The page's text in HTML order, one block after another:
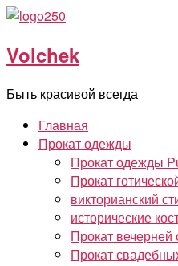
Перейти
содержимому
Volchek
Быть красивой всегда
Главная
Прокат одежды
Прокат одежды
Прокат
викторианский
исторические
Прокат
Прокат